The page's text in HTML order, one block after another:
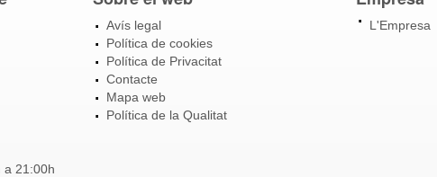
a 21:00h
Avís legal
Política de cookies
Política de Privacitat
Contacte
Mapa web
Política de la Qualitat
L'Empresa